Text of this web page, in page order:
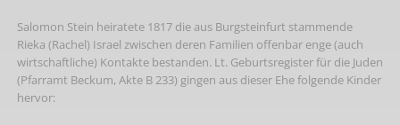
Salomon Stein heiratete 1817 die aus Burgsteinfurt stammende
Rieka (Rachel) Israel zwischen deren Familien offenbar enge (auch
wirtschaftliche) Kontakte bestanden. Lt. Geburtsregister für die Juden
(Pfarramt Beckum, Akte B 233) gingen aus dieser Ehe folgende Kinder
hervor: